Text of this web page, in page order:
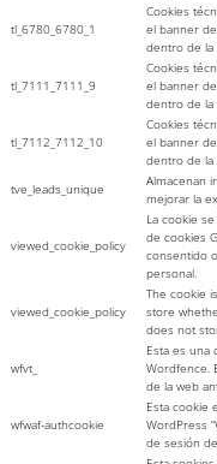
tl_6780_6780_1
Cookies
el banner
dentro de la
tl_7111_7111_9
Cookies
el banner
dentro de la
tl_7112_7112_10
Cookies
el banner
dentro de la
tve_leads_unique
Almacenan
mejorar la
viewed_cookie_policy
La cookie
de cookies
consentido
personal.
viewed_cookie_policy
The cookie
store
does not
wfvt_
Esta es una
Wordfence.
de la web
wfwaf-authcookie
Esta cookie
WordPress
de sesión